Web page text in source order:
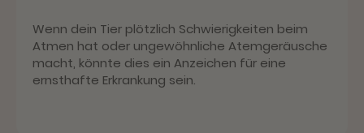
Wenn dein Tier plötzlich Schwierigkeiten beim
Atmen hat oder ungewöhnliche Atemgeräusche
macht, könnte dies ein Anzeichen für eine
ernsthafte Erkrankung sein.